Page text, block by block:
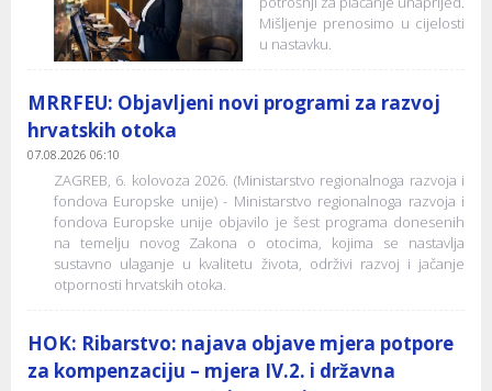
Mišljenje prenosimo u cijelosti
u nastavku.
MRRFEU: Objavljeni novi programi za razvoj
hrvatskih otoka
07.08.2026 06:10
ZAGREB, 6. kolovoza 2026. (Ministarstvo regionalnoga razvoja i
fondova Europske unije) - Ministarstvo regionalnoga razvoja i
fondova Europske unije objavilo je šest programa donesenih
na temelju novog Zakona o otocima, kojima se nastavlja
sustavno ulaganje u kvalitetu života, održivi razvoj i jačanje
otpornosti hrvatskih otoka.
HOK: Ribarstvo: najava objave mjera potpore
za kompenzaciju – mjera IV.2. i državna